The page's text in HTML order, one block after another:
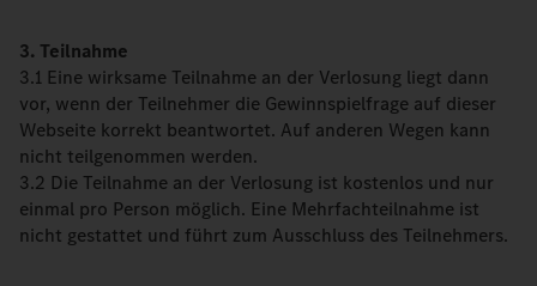
3. Teilnahme
3.1 Eine wirksame Teilnahme an der Verlosung liegt dann
vor, wenn der Teilnehmer die Gewinnspielfrage auf dieser
Webseite korrekt beantwortet. Auf anderen Wegen kann
nicht teilgenommen werden.
3.2 Die Teilnahme an der Verlosung ist kostenlos und nur
einmal pro Person möglich. Eine Mehrfachteilnahme ist
nicht gestattet und führt zum Ausschluss des Teilnehmers.